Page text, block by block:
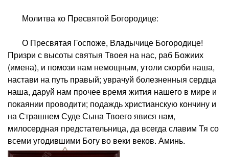
Молитва ко Пресвятой Богородице:
О Пресвятая Госпоже, Владычице Богородице!
Призри с высоты святыя Твоея на нас, раб Божиих
(имена), и помози нам немощным, утоли скорби наша,
настави на путь правый; уврачуй болезненныя сердца
наша, даруй нам прочее время жития нашего в мире и
покаянии проводити; подаждь христианскую кончину и
на Страшнем Суде Сына Твоего явися нам,
милосердная предстательница, да всегда славим Тя со
всеми угодившими Богу во веки веков. Аминь.